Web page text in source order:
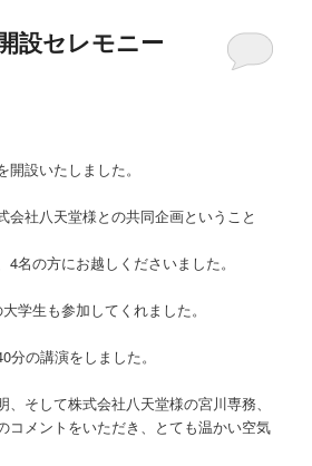
設セレモニー
設いたしました。
会社八天堂様との共同企画ということ
名の方にお越しくださいました。
学生も参加してくれました。
分の講演をしました。
そして株式会社八天堂様の宮川専務、
コメントをいただき、とても温かい空気